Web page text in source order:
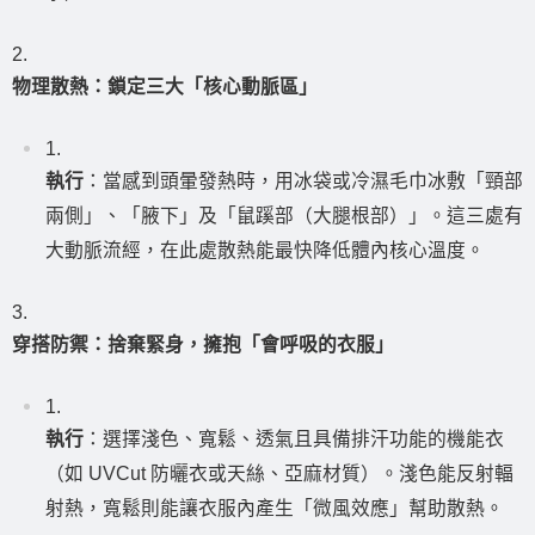
物理散熱：鎖定三大「核心動脈區」
執行 ：當感到頭暈發熱時，用冰袋或冷濕毛巾冰敷「頸部
兩側」、「腋下」及「鼠蹊部（大腿根部）」。這三處有
大動脈流經，在此處散熱能最快降低體內核心溫度。
穿搭防禦：捨棄緊身，擁抱「會呼吸的衣服」
執行 ：選擇淺色、寬鬆、透氣且具備排汗功能的機能衣
（如 UVCut 防曬衣或天絲、亞麻材質）。淺色能反射輻
射熱，寬鬆則能讓衣服內產生「微風效應」幫助散熱。